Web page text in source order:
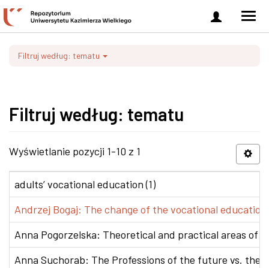
Zaloguj
się
Filtruj według: tematu
Filtruj według: tematu
Wyświetlanie pozycji 1-10 z 1
adults’ vocational education (1)
Andrzej Bogaj: The change of the vocational
Anna Pogorzelska: Theoretical and practical areas of
Anna Suchorab: The Professions of the future vs. the